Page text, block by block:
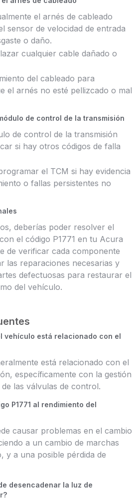
el arnés de cableado
sensor de velocidad de entrada
o daño.
cualquier cable dañado o
del cableado para
el arnés no esté pellizcado o mal
de control de la transmisión
de control de la transmisión
si hay otros códigos de falla
el TCM si hay evidencia
o fallas persistentes no
deberías poder resolver el
el código P1771 en tu Acura
de verificar cada componente
las reparaciones necesarias y
defectuosas para restaurar el
del vehículo.
vehículo está relacionado con el
está relacionado con el
específicamente con la gestión
las válvulas de control.
P1771 al rendimiento del
causar problemas en el cambio
a un cambio de marchas
y a una posible pérdida de
desencadenar la luz de